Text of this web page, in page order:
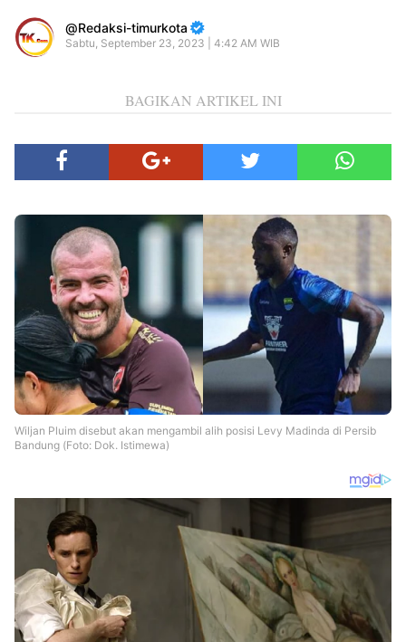
Redaksi-timurkota
Sabtu, September 23, 2023 | 4:42 AM WIB
BAGIKAN ARTIKEL INI
Wiljan Pluim disebut akan mengambil alih posisi Levy Madinda di Persib
Bandung (Foto: Dok. Istimewa)